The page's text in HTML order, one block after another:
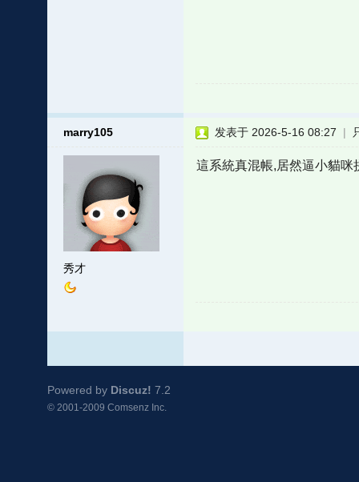
marry105
秀才
发表于 2026-5-16 08:27 |
這系統真混帳,居然逼小貓咪
Powered by Discuz! 7.2
© 2001-2009 Comsenz Inc.